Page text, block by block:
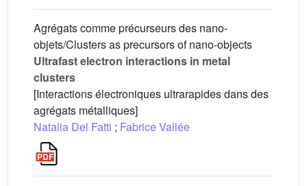
Agrégats comme précurseurs des nano-
objets/Clusters as precursors of nano-objects
Ultrafast electron interactions in metal
clusters
[Interactions électroniques ultrarapides dans des
agrégats métalliques]
Natalia Del Fatti ; Fabrice Vallée